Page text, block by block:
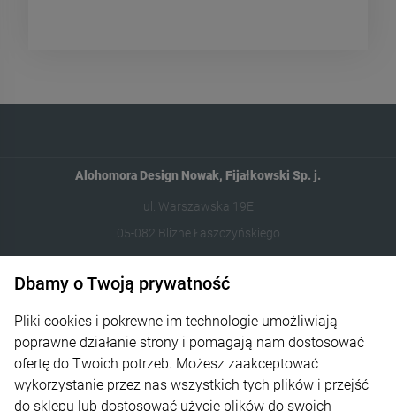
Alohomora Design Nowak, Fijałkowski Sp. j.
ul. Warszawska 19E
05-082 Blizne Łaszczyńskiego
512 106 162
Pomoc
Moje konto
Dbamy o Twoją prywatność
Pliki cookies i pokrewne im technologie umożliwiają
poprawne działanie strony i pomagają nam dostosować
ofertę do Twoich potrzeb. Możesz zaakceptować
wykorzystanie przez nas wszystkich tych plików i przejść
do sklepu lub dostosować użycie plików do swoich